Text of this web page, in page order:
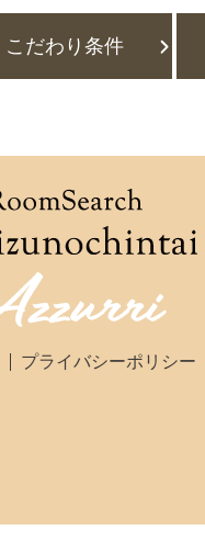
こだわり条件
プライバシーポリシー